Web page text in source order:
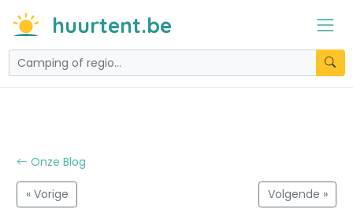
huurtent.be
Onze Blog
« Vorige Volgende »